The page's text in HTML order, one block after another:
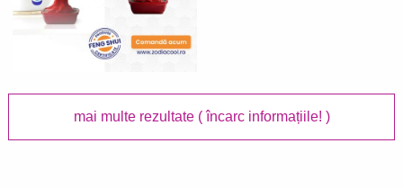
mai multe rezultate ( încarc informațiile! )